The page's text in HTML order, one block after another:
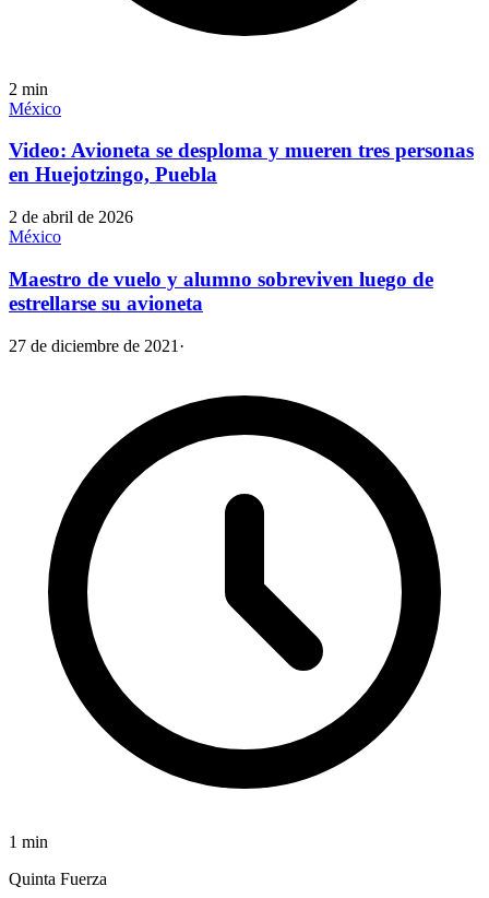
2 min
México
Video: Avioneta se desploma y mueren tres personas
en Huejotzingo, Puebla
2 de abril de 2026
México
Maestro de vuelo y alumno sobreviven luego de
estrellarse su avioneta
27 de diciembre de 2021 ·
1 min
Quinta Fuerza